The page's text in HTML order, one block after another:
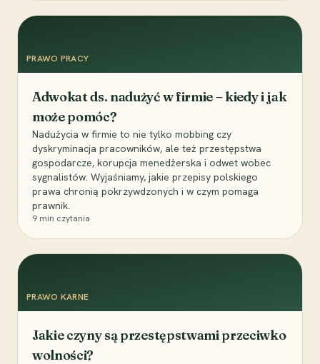
PRAWO PRACY
Adwokat ds. nadużyć w firmie – kiedy i jak
może pomóc?
Nadużycia w firmie to nie tylko mobbing czy
dyskryminacja pracowników, ale też przestępstwa
gospodarcze, korupcja menedżerska i odwet wobec
sygnalistów. Wyjaśniamy, jakie przepisy polskiego
prawa chronią pokrzywdzonych i w czym pomaga
prawnik.
9 min czytania
PRAWO KARNE
Jakie czyny są przestępstwami przeciwko
wolności?